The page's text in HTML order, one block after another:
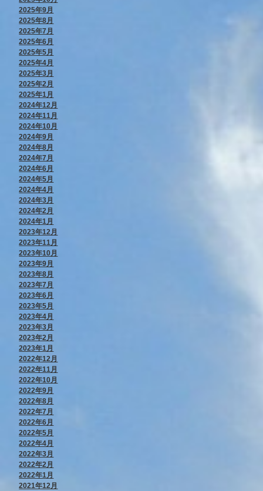
2025年9月
2025年8月
2025年7月
2025年6月
2025年5月
2025年4月
2025年3月
2025年2月
2025年1月
2024年12月
2024年11月
2024年10月
2024年9月
2024年8月
2024年7月
2024年6月
2024年5月
2024年4月
2024年3月
2024年2月
2024年1月
2023年12月
2023年11月
2023年10月
2023年9月
2023年8月
2023年7月
2023年6月
2023年5月
2023年4月
2023年3月
2023年2月
2023年1月
2022年12月
2022年11月
2022年10月
2022年9月
2022年8月
2022年7月
2022年6月
2022年5月
2022年4月
2022年3月
2022年2月
2022年1月
2021年12月